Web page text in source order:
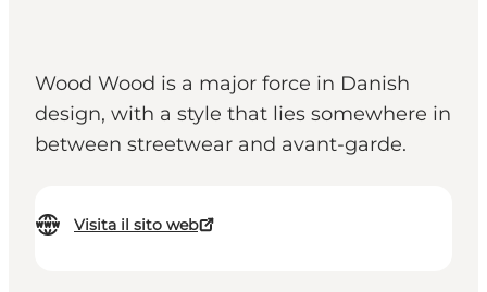
Wood Wood is a major force in Danish
design, with a style that lies somewhere in
between streetwear and avant-garde.
Visita il sito web